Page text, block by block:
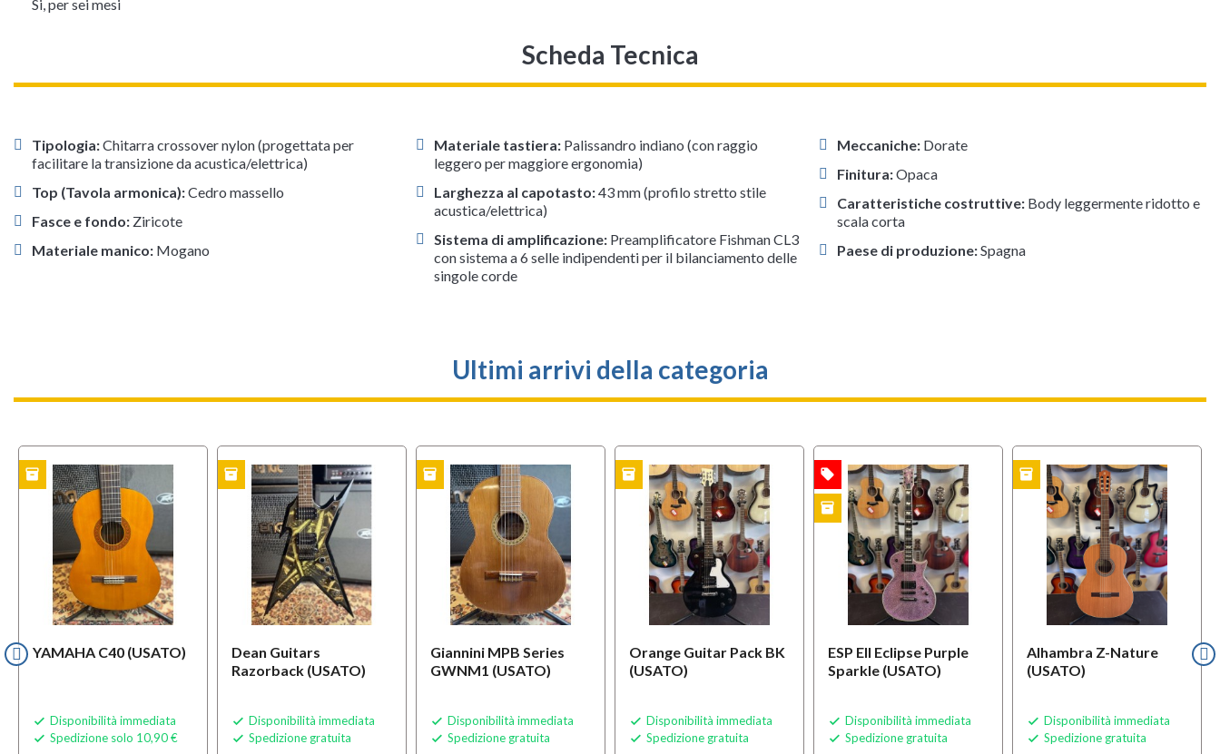
Si, per sei mesi
Scheda Tecnica
Tipologia:Chitarra crossover nylon (progettata per
facilitare la transizione da acustica/elettrica)
Top (Tavola armonica):Cedro massello
Fasce e fondo: Ziricote
Materiale manico: Mogano
Materiale tastiera: Palissandro indiano (con raggio
leggero per maggiore ergonomia)
Larghezza al capotasto:43 mm (profilo stretto stile
acustica/elettrica)
Sistema di amplificazione: Preamplificatore Fishman CL3
con sistema a 6 selle indipendenti per il bilanciamento delle
singole corde
Meccaniche:Dorate
Finitura:Opaca
Caratteristiche costruttive:Body leggermente ridotto e
scala corta
Paese di produzione:Spagna
Ultimi arrivi della categoria
YAMAHA C40 (USATO)
 Disponibilità immediata
 Spedizione solo 10,90 €
inventory
Dean Guitars
Razorback (USATO)
 Disponibilità immediata
 Spedizione gratuita
inventory
Giannini MPB Series
GWNM1 (USATO)
 Disponibilità immediata
 Spedizione gratuita
USATO inventory
Orange Guitar Pack BK
(USATO)
 Disponibilità immediata
 Spedizione gratuita
inventory
ESP EII Eclipse Purple
Sparkle (USATO)
 Disponibilità immediata
 Spedizione gratuita
OFFERTA local_offer
USATO inventory
Alhambra Z-Nature
(USATO)
 Disponibilità immediata
 Spedizione gratuita
USATO inventory OFFERTA
USATO